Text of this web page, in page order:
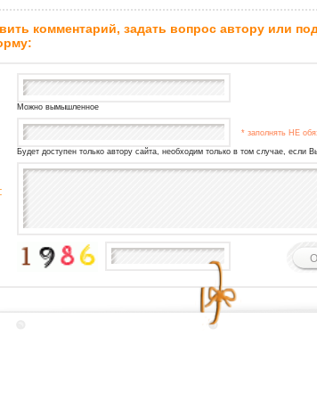
комментарий, задать вопрос автору или
Можно вымышленное
* заполнять НЕ
Будет доступен только автору сайта, необходим только в том случае, если